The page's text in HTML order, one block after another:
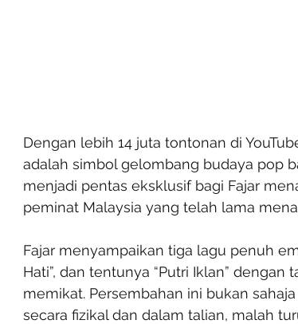
Dengan lebih 14 juta tontonan di
adalah simbol gelombang budaya pop
menjadi pentas eksklusif bagi Fajar
peminat Malaysia yang telah lama
Fajar menyampaikan tiga lagu penuh
Hati”, dan tentunya “Putri Iklan”
memikat. Persembahan ini bukan
secara fizikal dan dalam talian, malah